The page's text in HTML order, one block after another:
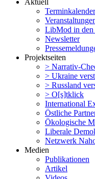
Aktuell
Termin­ka­lender
LibMod in den
Newsletter
Projekt­seiten
> Narrativ-
> Ukraine
> Russland
> O[s]tklick
Inter­na­tional
Östliche
Ökolo­gische
Liberale
Netzwerk
Medien
Publi­ka­tionen
Artikel